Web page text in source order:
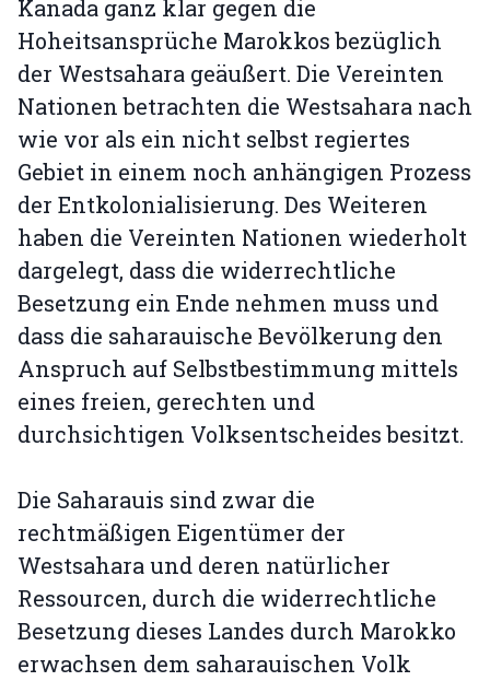
Kanada ganz klar gegen die
Hoheitsansprüche Marokkos bezüglich
der Westsahara geäußert. Die Vereinten
Nationen betrachten die Westsahara nach
wie vor als ein nicht selbst regiertes
Gebiet in einem noch anhängigen Prozess
der Entkolonialisierung. Des Weiteren
haben die Vereinten Nationen wiederholt
dargelegt, dass die widerrechtliche
Besetzung ein Ende nehmen muss und
dass die saharauische Bevölkerung den
Anspruch auf Selbstbestimmung mittels
eines freien, gerechten und
durchsichtigen Volksentscheides besitzt.
Die Saharauis sind zwar die
rechtmäßigen Eigentümer der
Westsahara und deren natürlicher
Ressourcen, durch die widerrechtliche
Besetzung dieses Landes durch Marokko
erwachsen dem saharauischen Volk